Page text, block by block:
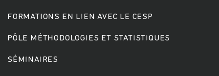
FORMATIONS EN LIEN AVEC LE CESP
PÔLE MÉTHODOLOGIES ET STATISTIQUES
SÉMINAIRES